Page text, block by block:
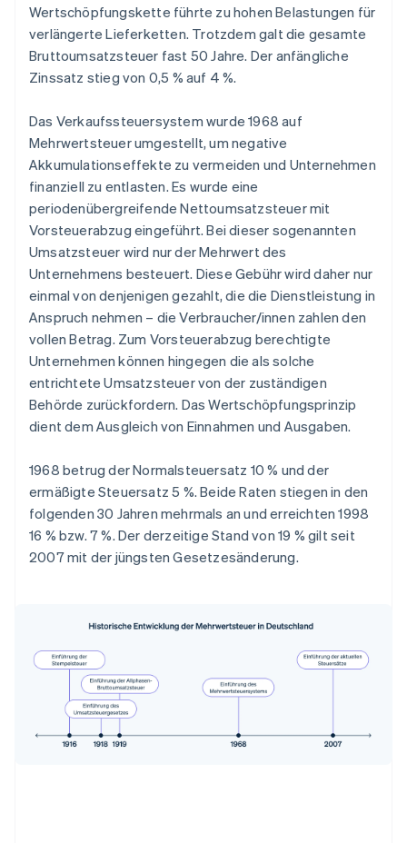
Wertschöpfungskette führte zu hohen Belastungen für
verlängerte Lieferketten. Trotzdem galt die gesamte
Bruttoumsatzsteuer fast 50 Jahre. Der anfängliche
Zinssatz stieg von 0,5 % auf 4 %.
Das Verkaufssteuersystem wurde 1968 auf
Mehrwertsteuer umgestellt, um negative
Akkumulationseffekte zu vermeiden und Unternehmen
finanziell zu entlasten. Es wurde eine
periodenübergreifende Nettoumsatzsteuer mit
Vorsteuerabzug eingeführt. Bei dieser sogenannten
Umsatzsteuer wird nur der Mehrwert des
Unternehmens besteuert. Diese Gebühr wird daher nur
einmal von denjenigen gezahlt, die die Dienstleistung in
Anspruch nehmen – die Verbraucher/innen zahlen den
vollen Betrag. Zum Vorsteuerabzug berechtigte
Unternehmen können hingegen die als solche
entrichtete Umsatzsteuer von der zuständigen
Behörde zurückfordern. Das Wertschöpfungsprinzip
dient dem Ausgleich von Einnahmen und Ausgaben.
1968 betrug der Normalsteuersatz 10 % und der
ermäßigte Steuersatz 5 %. Beide Raten stiegen in den
folgenden 30 Jahren mehrmals an und erreichten 1998
16 % bzw. 7 %. Der derzeitige Stand von 19 % gilt seit
2007 mit der jüngsten Gesetzesänderung.